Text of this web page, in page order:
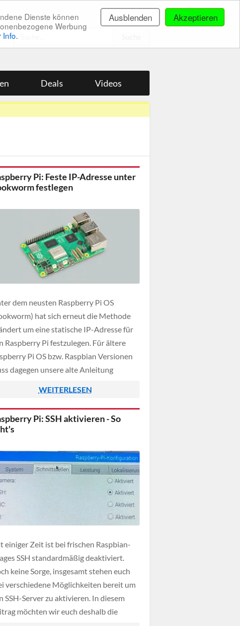
Akzeptieren
Ausblenden
Dienste können
Werbung
Info.
Deals Videos
Pi: Feste IP-Adresse unter
festlegen
dem neusten Raspberry Pi OS
hat sich erneut die Methode
um eine statische IP-Adresse für
Raspberry Pi festzulegen. Für ältere
Pi OS bzw. Raspbian Versionen
dagegen unsere alte Anleitung
wir euch daher einen Leitfaden an
Hand geben um dem Single-Board-
spielend leicht […]
WEITERLESEN
Pi: SSH aktivieren - So
einiger Zeit ist bei frischen Raspbian-
SSH standardmäßig deaktiviert.
keine Sorge, insgesamt stehen euch
verschiedene Möglichkeiten bereit um
SSH-Server zu aktivieren. In diesem
möchten wir euch deshalb die